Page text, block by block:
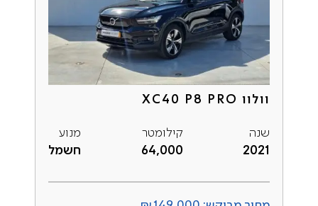
וולוו XC40 P8 PRO
שנה
2021
קילומטר
64,000
מנוע
חשמל